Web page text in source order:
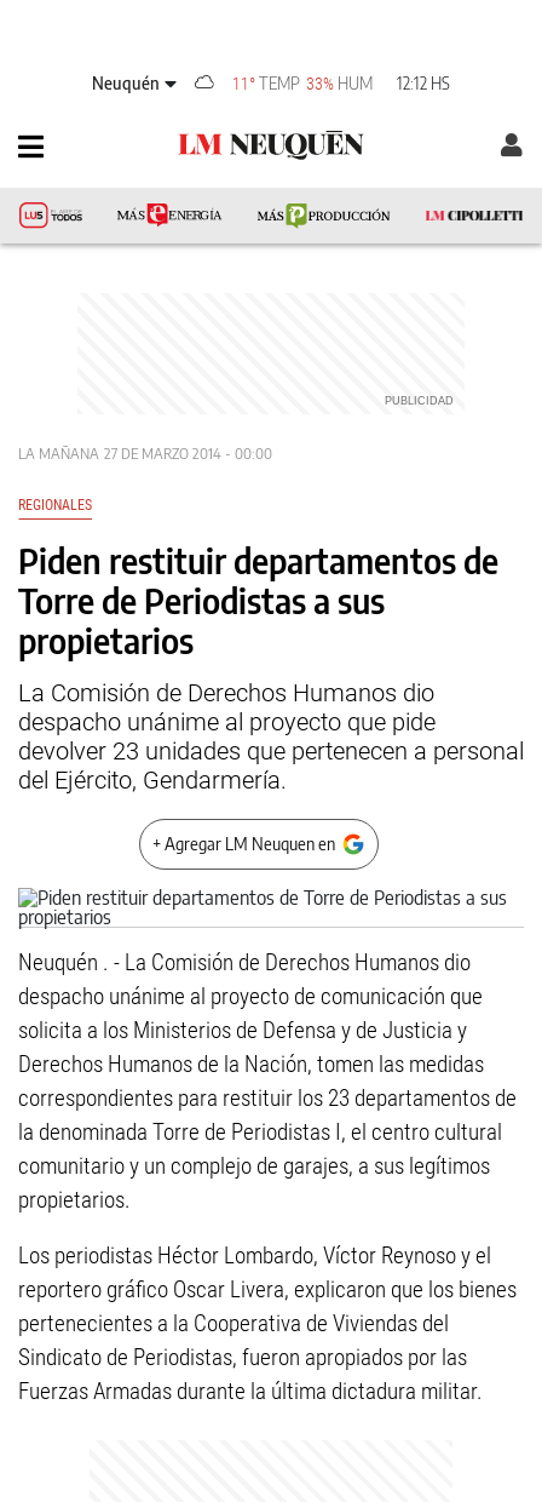
Neuquén 11°TEMP 33% HUM 12:12 HS
LA MAÑANA 27 DE MARZO 2014 - 00:00
REGIONALES
Piden restituir departamentos de
Torre de Periodistas a sus
propietarios
La Comisión de Derechos Humanos dio
despacho unánime al proyecto que pide
devolver 23 unidades que pertenecen a personal
del Ejército, Gendarmería.
+ Agregar LM Neuquen en
Neuquén . - La Comisión de Derechos Humanos dio
despacho unánime al proyecto de comunicación que
solicita a los Ministerios de Defensa y de Justicia y
Derechos Humanos de la Nación, tomen las medidas
correspondientes para restituir los 23 departamentos de
la denominada Torre de Periodistas I, el centro cultural
comunitario y un complejo de garajes, a sus legítimos
propietarios.
Los periodistas Héctor Lombardo, Víctor Reynoso y el
reportero gráfico Oscar Livera, explicaron que los bienes
pertenecientes a la Cooperativa de Viviendas del
Sindicato de Periodistas, fueron apropiados por las
Fuerzas Armadas durante la última dictadura militar.